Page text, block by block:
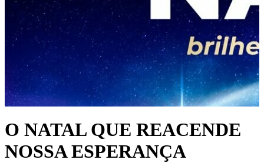
O NATAL QUE REACENDE
NOSSA ESPERANÇA